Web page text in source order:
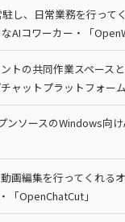
し、日常業務を行って
AIコワーカー・「
トの共同作業スペース
ャットプラットフォー
ンソースのWindows向
画編集を行ってくれる
「OpenChatCut」